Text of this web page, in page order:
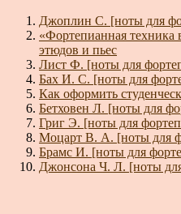
Джоплин С. [ноты для
«Фортепианная техника
этюдов и пьес
Лист Ф. [ноты для
Бах И. С. [ноты для
Как оформить
Бетховен Л. [ноты для
Григ Э. [ноты для
Моцарт В. А. [ноты для
Брамс И. [ноты для
Джонсона Ч. Л. [ноты